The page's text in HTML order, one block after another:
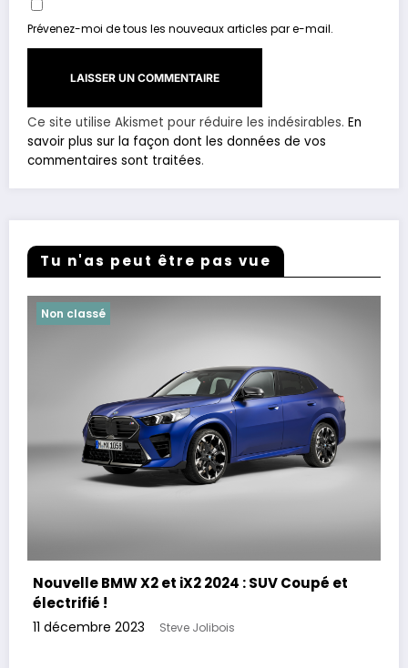
Prévenez-moi de tous les nouveaux articles par e-mail.
Ce site utilise Akismet pour réduire les indésirables. En
savoir plus sur la façon dont les données de vos
commentaires sont traitées.
Tu n'as peut être pas vue
Non classé
Nouvelle BMW X2 et iX2 2024 : SUV Coupé et
électrifié !
11 décembre 2023 Steve Jolibois